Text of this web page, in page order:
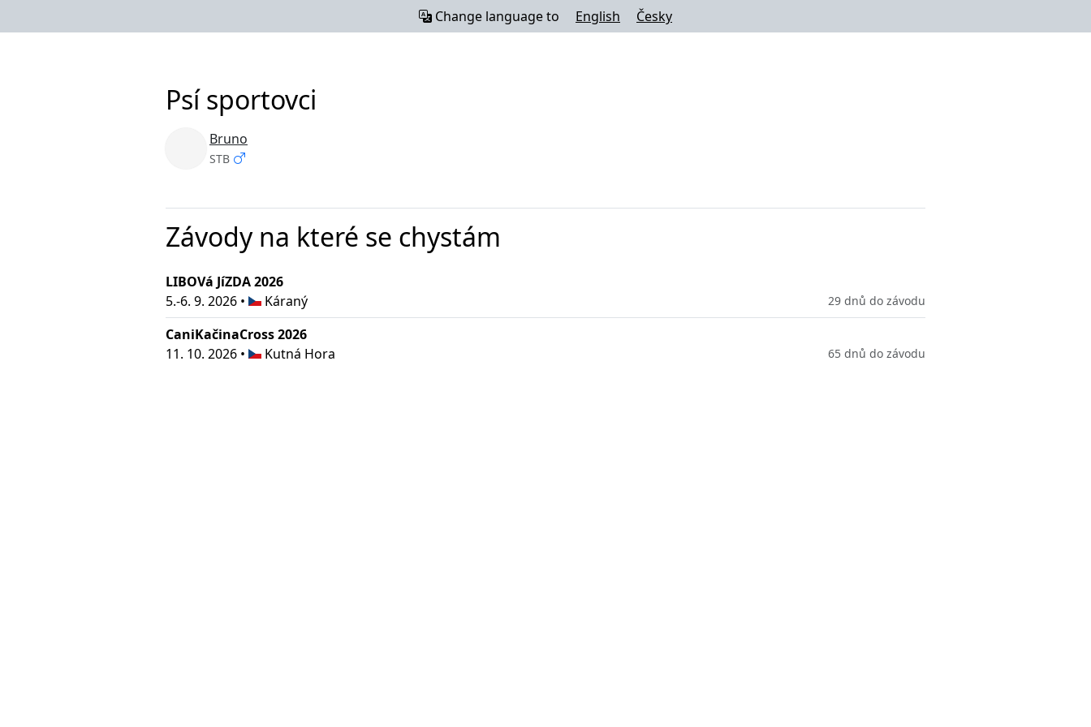
Change language to English Česky
Psí sportovci
Bruno
STB
Závody na které se chystám
LIBOVá JíZDA 2026
5.-6. 9. 2026 •
Káraný 29 dnů do závodu
CaniKačinaCross 2026
11. 10. 2026 •
Kutná Hora 65 dnů do závodu